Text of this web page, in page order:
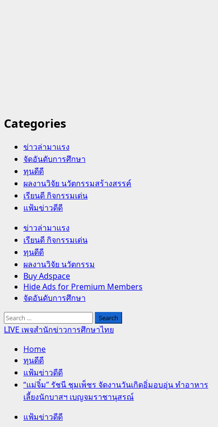
Categories
ข่าวล่ามาแรง
จัดอันดับการศึกษา
ทุนดีดี
ผลงานวิจัย นวัตกรรมสร้างสรรค์
เรียนดี กิจกรรมเด่น
แฟ้มข่าวดีดี
Primary
Menu
ข่าวล่ามาแรง
เรียนดี กิจกรรมเด่น
ทุนดีดี
ผลงานวิจัย นวัตกรรม
Buy Adspace
Hide Ads for Premium Members
จัดอันดับการศึกษา
Search
for:
LIVE เพจสำนักข่าวการศึกษาไทย
Home
ทุนดีดี
แฟ้มข่าวดีดี
“แม่จิ๋ม” รัชนี ชุมเพ็ชร จัดงานวันเกิดอิ่มอบอุ่น ทำอาหาร
เลี้ยงนักบาสฯ เบญจมราชานุสรณ์
แฟ้มข่าวดีดี